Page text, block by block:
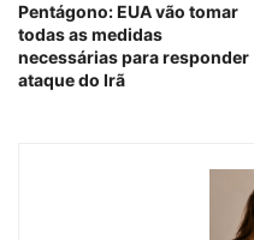
Pentágono: EUA vão tomar
todas as medidas
necessárias para responder
ataque do Irã